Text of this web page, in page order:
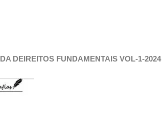
DEIREITOS FUNDAMENTAIS VOL-1-2024